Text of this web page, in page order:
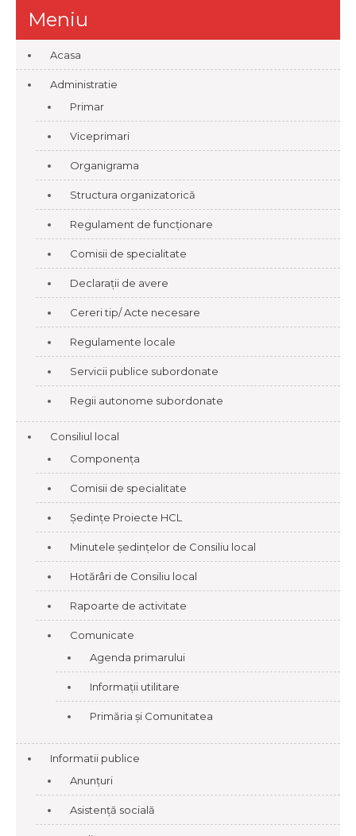
Meniu
Acasa
Administratie
Primar
Viceprimari
Organigrama
Structura organizatorică
Regulament de funcționare
Comisii de specialitate
Declarații de avere
Cereri tip/ Acte necesare
Regulamente locale
Servicii publice subordonate
Regii autonome subordonate
Consiliul local
Componența
Comisii de specialitate
Ședințe Proiecte HCL
Minutele ședințelor de Consiliu local
Hotărâri de Consiliu local
Rapoarte de activitate
Comunicate
Agenda primarului
Informații utilitare
Primăria și Comunitatea
Informatii publice
Anunțuri
Asistență socială